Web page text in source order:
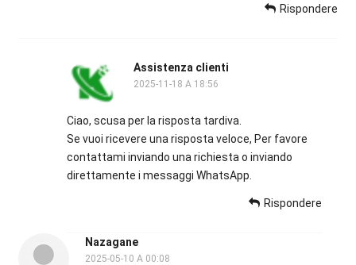
Rispondere
Assistenza clienti
2025-11-18 A 18:56
Ciao, scusa per la risposta tardiva.
Se vuoi ricevere una risposta veloce, Per favore
contattami inviando una richiesta o inviando
direttamente i messaggi WhatsApp.
Rispondere
Nazagane
2025-05-10 A 00:08